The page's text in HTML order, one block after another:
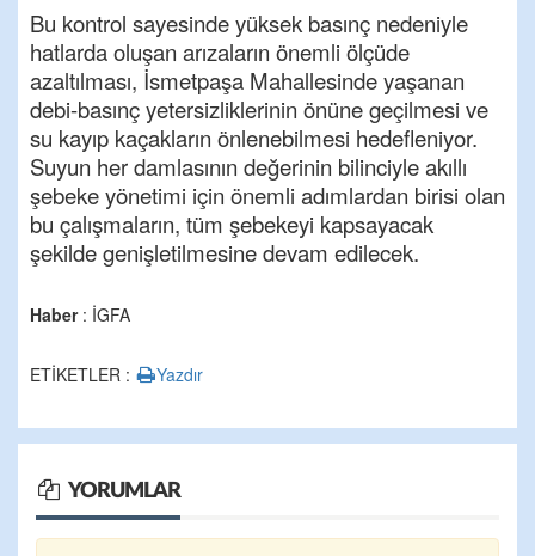
Bu kontrol sayesinde yüksek basınç nedeniyle
hatlarda oluşan arızaların önemli ölçüde
azaltılması, İsmetpaşa Mahallesinde yaşanan
debi-basınç yetersizliklerinin önüne geçilmesi ve
su kayıp kaçakların önlenebilmesi hedefleniyor.
Suyun her damlasının değerinin bilinciyle akıllı
şebeke yönetimi için önemli adımlardan birisi olan
bu çalışmaların, tüm şebekeyi kapsayacak
şekilde genişletilmesine devam edilecek.
Haber: İGFA
ETİKETLER : Yazdır
YORUMLAR